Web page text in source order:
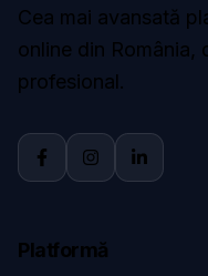
Cea mai avansată
online din România,
profesional.
Platformă